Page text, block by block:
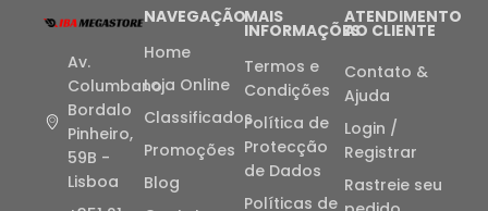
Av.
Columbano
Bordalo
Pinheiro,
59B -
Lisboa
NAVEGAÇÃO
Home
Loja Online
Classificados
Promoções
Blog
MAIS
INFORMAÇÕES
Termos e
Condições
Política de
Protecção
de Dados
Políticas de
ATENDIMENTO
AO CLIENTE
Contato &
Ajuda
Login /
Registrar
Rastreie seu